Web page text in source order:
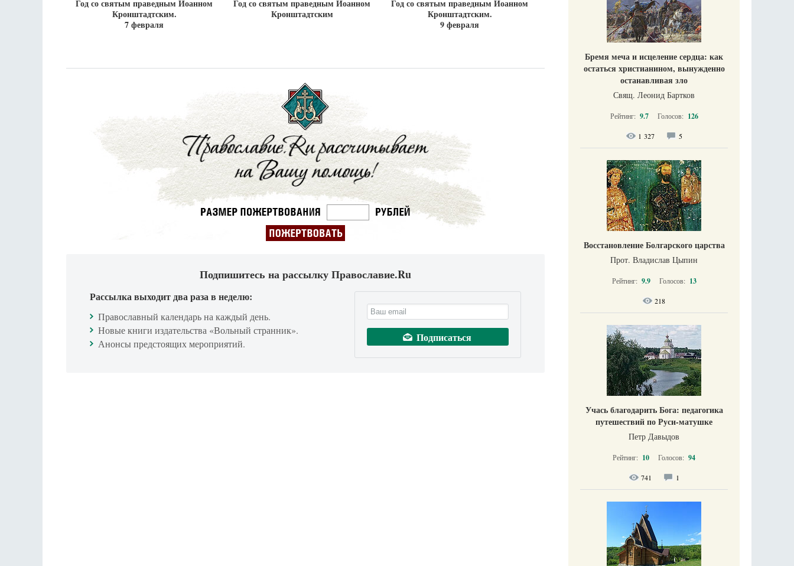
Год со святым праведным Иоанном
Кронштадтским.
7 февраля
Год со святым праведным Иоанном
Кронштадтским
Год со святым праведным Иоанном
Кронштадтским.
9 февраля
Подпишитесь на рассылку Православие.Ru
Рассылка выходит два раза в неделю:
Православный календарь на каждый день.
Новые книги издательства «Вольный странник».
Анонсы предстоящих мероприятий.
Бремя меча и исцеление сердца: как
остаться христианином, вынужденно
останавливая зло
Свящ. Леонид Бартков
Рейтинг: 9.7 Голосов: 126
1 327 5
Восстановление Болгарского царства
Прот. Владислав Цыпин
Рейтинг: 9.9 Голосов: 13
218
Учась благодарить Бога: педагогика
путешествий по Руси-матушке
Петр Давыдов
Рейтинг: 10 Голосов: 94
741 1